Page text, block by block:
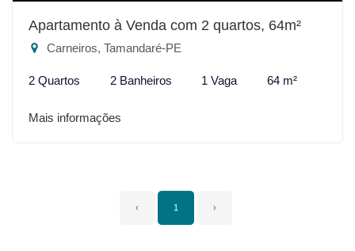
Apartamento à Venda com 2 quartos, 64m²
Carneiros, Tamandaré-PE
2 Quartos 2 Banheiros 1 Vaga 64 m²
Mais informações
‹ 1 ›